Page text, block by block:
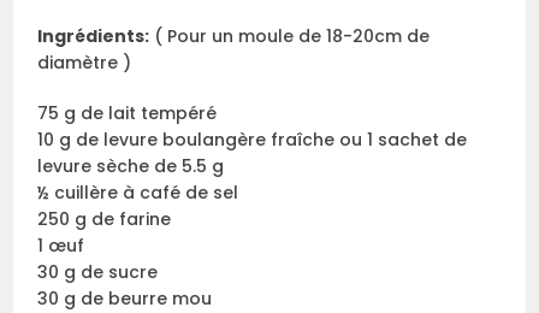
Ingrédients: ( Pour un moule de 18-20cm de
diamètre )
75 g de lait tempéré
10 g de levure boulangère fraîche ou 1 sachet de
levure sèche de 5.5 g
½ cuillère à café de sel
250 g de farine
1 œuf
30 g de sucre
30 g de beurre mou